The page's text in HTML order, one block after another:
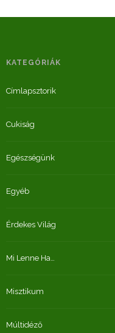
KATEGÓRIÁK
Címlapsztorik
Cukiság
Egészségünk
Egyéb
Érdekes Világ
Mi Lenne Ha…
Misztikum
Múltidéző